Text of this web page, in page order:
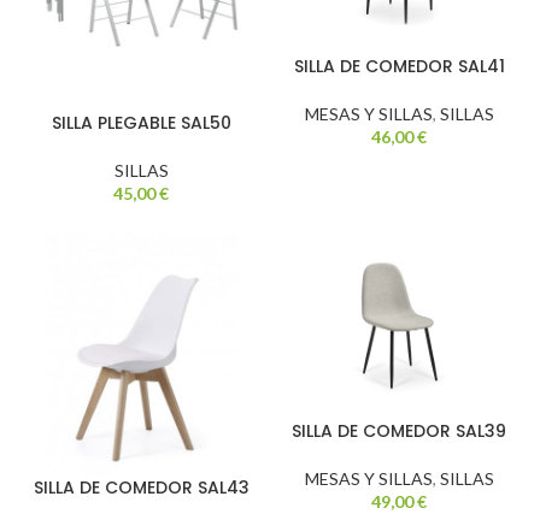
SILLA PLEGABLE SAL50
SILLAS
45,00€
SILLA DE COMEDOR SAL41
MESAS Y SILLAS, SILLAS
46,00€
SILLA DE COMEDOR SAL43
SILLA DE COMEDOR SAL39
MESAS Y SILLAS, SILLAS
49,00€